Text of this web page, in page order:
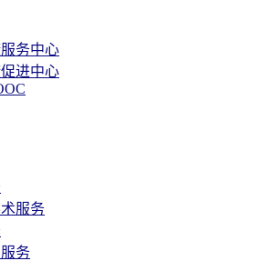
务中心
进中心
服务
务